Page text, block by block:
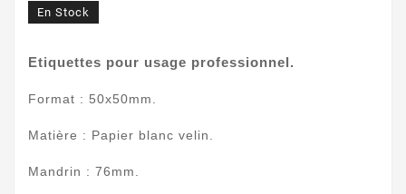
En Stock
Etiquettes pour usage professionnel.
Format : 50x50mm.
Matière : Papier blanc velin.
Mandrin : 76mm.